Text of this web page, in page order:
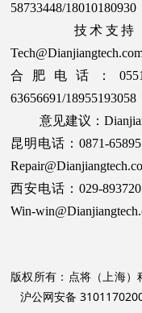
58733448/18010180930
技术支持
合肥电话：
63656691/18955193058
意见建议：
昆明电话：0871-
西安电话：029-
Win-
版权所有：点将（上海
沪公网安备